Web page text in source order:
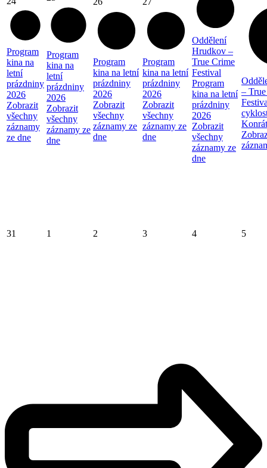
Program
kina na
letní
prázdniny
2026
Zobrazit
všechny
záznamy
ze dne
Program
kina na
letní
prázdniny
2026
Zobrazit
všechny
záznamy ze
dne
Program
kina na letní
prázdniny
2026
Zobrazit
všechny
záznamy ze
dne
Program
kina na letní
prázdniny
2026
Zobrazit
všechny
záznamy ze
dne
Oddělení
Hrudkov –
True Crime
Festival
Program
kina na letní
prázdniny
2026
Zobrazit
všechny
záznamy ze
dne
–
31 1 2 3 4 5